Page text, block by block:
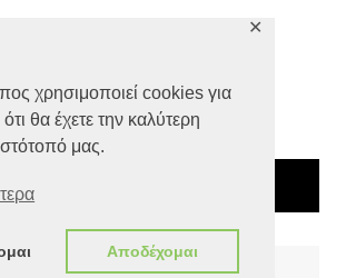
χρησιμοποιεί cookies για
θα έχετε την καλύτερη
μας.
Αποδέχομαι
✕
Ζωής
Υγεία